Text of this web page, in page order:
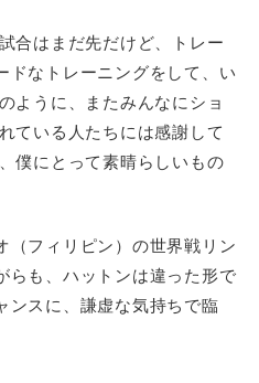
合はまだ先だけど、トレー
ドなトレーニングをして、い
ように、またみんなにショ
ている人たちには感謝して
僕にとって素晴らしいもの
（フィリピン）の世界戦リン
らも、ハットンは違った形で
ンスに、謙虚な気持ちで臨